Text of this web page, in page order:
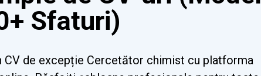
Sfaturi)
CV de excepție Cercetător chimist cu platforma